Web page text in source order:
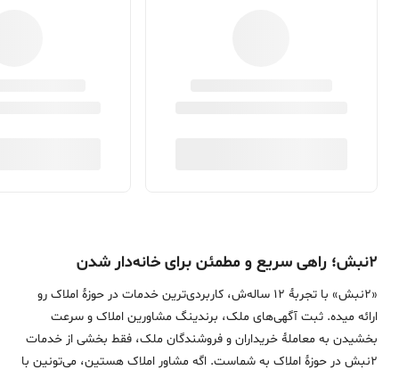
۲نبش؛ راهی سریع و مطمئن برای خانه‌دار شدن
«2نبش» با تجربۀ 12 ساله‌ش، کاربردی‌ترین خدمات در حوزۀ املاک رو
ارائه میده. ثبت آگهی‌های ملک، برندینگ مشاورین املاک و سرعت
بخشیدن به معاملۀ خریداران و فروشندگان ملک، فقط بخشی از خدمات
2نبش در حوزۀ املاک به شماست. اگه مشاور املاک هستین، می‌تونین با